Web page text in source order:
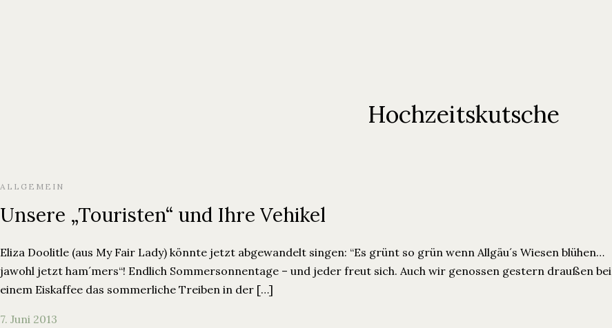
Hochzeitskutsche
ALLGEMEIN
Unsere „Touristen“ und Ihre Vehikel
Eliza Doolitle (aus My Fair Lady) könnte jetzt abgewandelt singen: “Es grünt so grün wenn Allgäu´s Wiesen blühen…
jawohl jetzt ham´mers“! Endlich Sommersonnentage – und jeder freut sich. Auch wir genossen gestern draußen bei
einem Eiskaffee das sommerliche Treiben in der […]
7. Juni 2013